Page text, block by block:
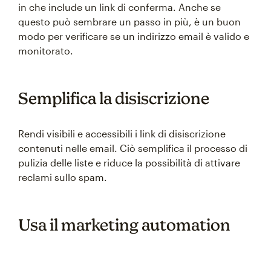
in che include un link di conferma. Anche se
questo può sembrare un passo in più, è un buon
modo per verificare se un indirizzo email è valido e
monitorato.
Semplifica la disiscrizione
Rendi visibili e accessibili i link di disiscrizione
contenuti nelle email. Ciò semplifica il processo di
pulizia delle liste e riduce la possibilità di attivare
reclami sullo spam.
Usa il marketing automation